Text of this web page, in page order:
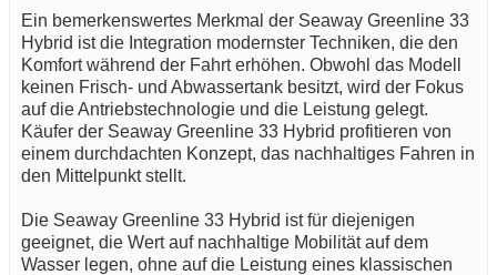
Ein bemerkenswertes Merkmal der Seaway Greenline 33
Hybrid ist die Integration modernster Techniken, die den
Komfort während der Fahrt erhöhen. Obwohl das Modell
keinen Frisch- und Abwassertank besitzt, wird der Fokus
auf die Antriebstechnologie und die Leistung gelegt.
Käufer der Seaway Greenline 33 Hybrid profitieren von
einem durchdachten Konzept, das nachhaltiges Fahren in
den Mittelpunkt stellt.
Die Seaway Greenline 33 Hybrid ist für diejenigen
geeignet, die Wert auf nachhaltige Mobilität auf dem
Wasser legen, ohne auf die Leistung eines klassischen